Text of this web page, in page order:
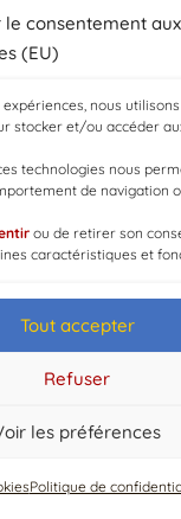
le consentement aux
(EU)
nous
stocker et/ou accéder
technologies nous
de navigation
ou de retirer son
caractéristiques et
Tout accepter
Refuser
les préférences
Politique de
[2004-2024] | Tous